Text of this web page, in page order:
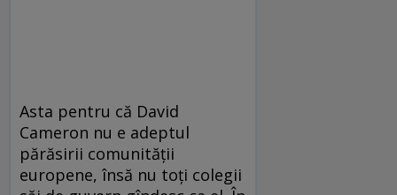
Asta pentru că David
Cameron nu e adeptul
părăsirii comunităţii
europene, însă nu toţi colegii